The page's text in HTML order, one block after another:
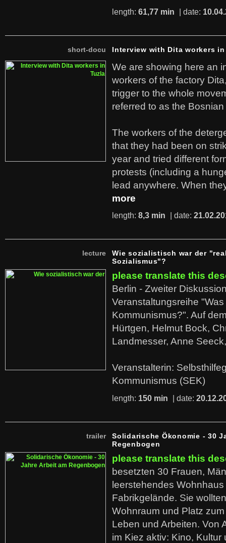
length: 61,77 min | date:
short-docu Interview with Dita workers in
We are showing here an
workers of the factory
trigger to the whole
referred to as the
The workers of the
that they had been on
year and tried different
protests (including a
lead anywhere. When
more
length: 8,3 min | date:
lecture
Wie sozialistisch war der
Sozialismus"?
please translate this
Berlin - Zweiter
Veranstaltungsreihe "Was
Kommunismus?". Auf
Hürtgen, Helmut Bock,
Landmesser, Anne
Veranstalterin:
Kommunismus (SEK)
length: 150 min | date:
trailer
Solidarische Ökonomie - 30
Regenbogen
please translate this
besetzten 30 Frauen,
leerstehendes
Fabrikgelände. Sie
Wohnraum und Platz
Leben und Arbeiten. Von
im Kiez aktiv: Kino,